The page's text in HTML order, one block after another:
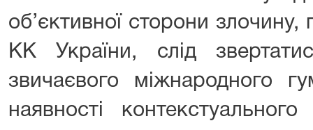
об’єктивної сторони
КК України, слід
звичаєвого міжнародного
наявності